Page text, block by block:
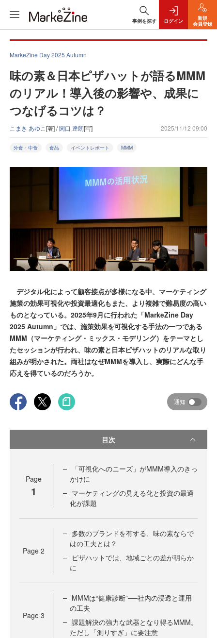
事例を探す ログイン
新規
会員登録
MarkeZine Day 2025 Autumn
味の素＆日本ピザハットが語るMMM
のリアル！導入後の影響や、成果に
つなげるコツは？
こまき あゆこ[著] /関口 達朗[写] 2025/11/12 09:00
外食・中食 食品 イベントレポート MMM
デジタル化によって顧客接点が多様になる中、マーケティング
施策の効果可視化や投資最適化もまた、より複雑で難易度の高い
ものとなっている。2025年9月に行われた「MarkeZine Day
2025 Autumn」では、施策効果を可視化する手法の一つである
MMM（マーケティング・ミックス・モデリング）をテーマとし
たセッションが行われ、味の素と日本ピザハットのリアルな取り
組みが明かされた。両社はなぜMMMを導入し、実際にどんな手
応えを得ているのだろうか。
通知
目次
Page
1
「可視化へのニーズ」がMMM導入のきっ
かけに
マーケティングの見える化と投資の最適
化が課題
Page 2
多数のブランドを有する、味の素ならで
はの工夫とは？
ピザハットでは、地域ごとの差が明らか
に
Page 3
MMMは“健康診断”──社内の浸透と運用
の工夫
課題解決の強力な武器となり得るMMM。
ただし「測りすぎ」に要注意